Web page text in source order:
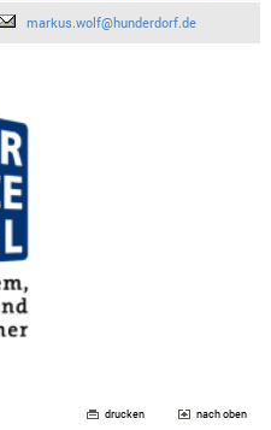
markus.wolf@hunderdorf.de
drucken nach oben